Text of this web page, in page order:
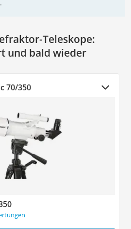
Teleskope:
und bald wieder
70/350